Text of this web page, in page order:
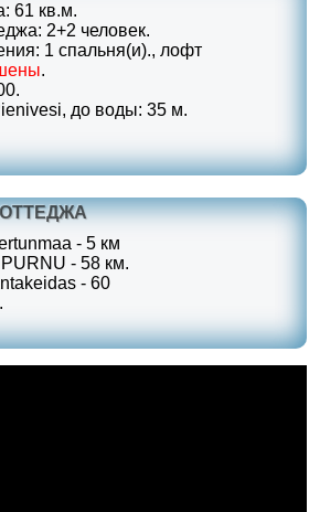
61 кв.м.
2+2 человек.
1 спальня(и)., лофт
.
до воды: 35 м.
- 5 км
- 58 км.
- 60